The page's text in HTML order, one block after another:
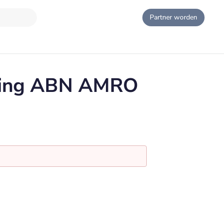
Partner worden
ABN AMRO